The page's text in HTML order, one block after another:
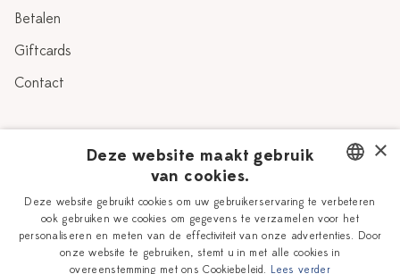
Betalen
Giftcards
Contact
Verhaal
Onze plateelschilders
Delfts Blauw
Workshops
Vacatures
DUTCH
ENGLISH
×
Deze website maakt gebruik
van cookies.
Deze website gebruikt cookies om uw gebruikerservaring te verbeteren
ook gebruiken we cookies om gegevens te verzamelen voor het
personaliseren en meten van de effectiviteit van onze advertenties. Door
onze website te gebruiken, stemt u in met alle cookies in
overeenstemming met ons Cookiebeleid. Lees verder